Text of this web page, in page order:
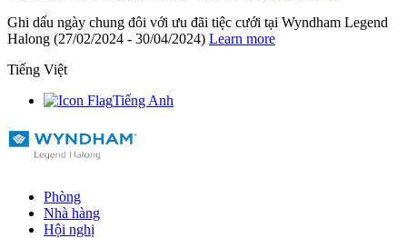
Ghi dấu ngày chung đôi với ưu đãi tiệc cưới tại Wyndham Legend
Halong (27/02/2024 - 30/04/2024) Learn more
Tiếng Việt
Tiếng Anh
Phòng
Nhà hàng
Hội nghị